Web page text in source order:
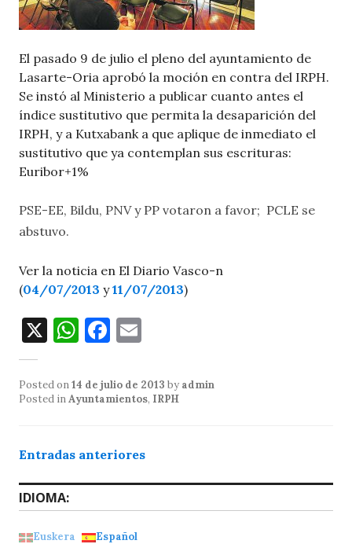
El pasado 9 de julio el pleno del ayuntamiento de
Lasarte-Oria aprobó la moción en contra del IRPH.
Se instó al Ministerio a publicar cuanto antes el
índice sustitutivo que permita la desaparición del
IRPH, y a Kutxabank a que aplique de inmediato el
sustitutivo que ya contemplan sus escrituras:
Euribor+1%
PSE-EE, Bildu, PNV y PP votaron a favor; PCLE se
abstuvo.
Ver la noticia en El Diario Vasco-n
(04/07/2013 y11/07/2013)
X W
at
s
p
p
F
c
e
o
o
k
ai
l
Posted on14 de julio de 2013 by admin
Posted inAyuntamientos, IRPH
Navegación
de
entradas
Entradas anteriores
IDIOMA:
Euskera Español